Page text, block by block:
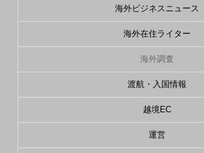
海外ビジネスニュース
海外在住ライター
海外調査
渡航・入国情報
越境EC
運営